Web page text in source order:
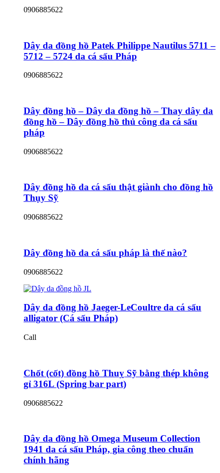
0906885622
Dây da đồng hồ Patek Philippe Nautilus 5711 –
5712 – 5724 da cá sấu Pháp
0906885622
Dây đồng hồ – Dây da đồng hồ – Thay dây da
đồng hồ – Dây đồng hồ thủ công da cá sấu
pháp
0906885622
Dây đồng hồ da cá sấu thật giành cho đồng hồ
Thụy Sỹ
0906885622
Dây đồng hồ da cá sấu pháp là thế nào?
0906885622
Dây da đồng hồ Jaeger-LeCoultre da cá sấu
alligator (Cá sấu Pháp)
Call
Chốt (cốt) đồng hồ Thuỵ Sỹ bằng thép không
gỉ 316L (Spring bar part)
0906885622
Dây da đồng hồ Omega Museum Collection
1941 da cá sấu Pháp, gia công theo chuẩn
chính hãng